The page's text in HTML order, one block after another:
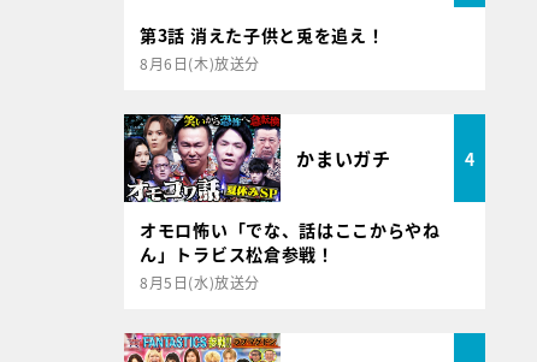
第3話 消えた子供と兎を追え！
8月6日(木)放送分
かまいガチ 4
オモロ怖い「でな、話はここからやね
ん」トラビス松倉参戦！
8月5日(水)放送分